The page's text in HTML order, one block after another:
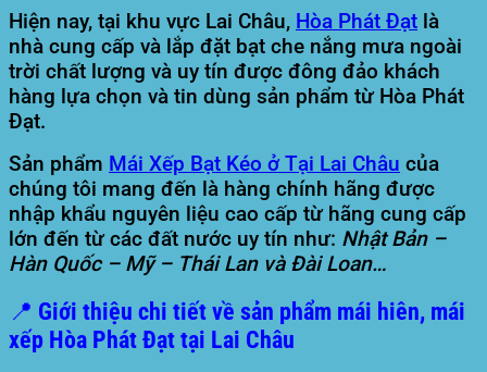
Hiện nay, tại khu vực Lai Châu, Hòa Phát Đạt là
nhà cung cấp và lắp đặt bạt che nắng mưa ngoài
trời chất lượng và uy tín được đông đảo khách
hàng lựa chọn và tin dùng sản phẩm từ Hòa Phát
Đạt.
Sản phẩm Mái Xếp Bạt Kéo ở Tại Lai Châu của
chúng tôi mang đến là hàng chính hãng được
nhập khẩu nguyên liệu cao cấp từ hãng cung cấp
lớn đến từ các đất nước uy tín như: Nhật Bản –
Hàn Quốc – Mỹ – Thái Lan và Đài Loan…
📍 Giới thiệu chi tiết về sản phẩm mái hiên, mái
xếp Hòa Phát Đạt tại Lai Châu